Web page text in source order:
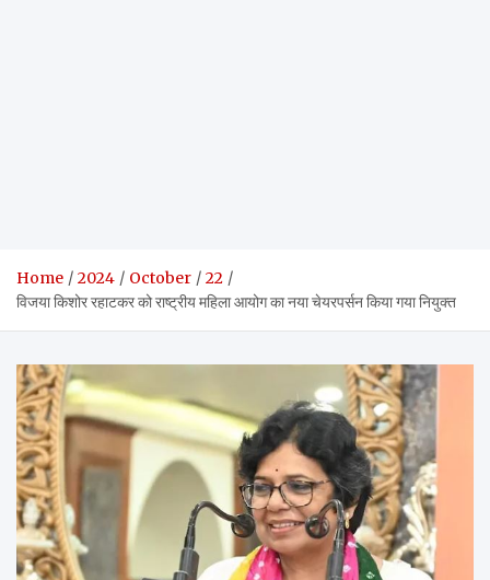
Home 2024 October
22
विजया किशोर रहाटकर को राष्ट्रीय महिला आयोग का नया चेयरपर्सन किया गया नियुक्त